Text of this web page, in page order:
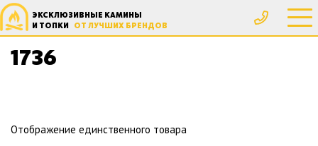
ЭКСКЛЮЗИВНЫЕ КАМИНЫ
И ТОПКИ ОТ ЛУЧШИХ БРЕНДОВ
1736
Главная Товар Вес, кг 1736
Отображение единственного товара